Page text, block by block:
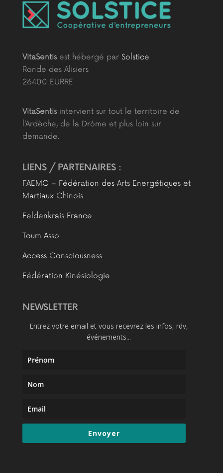
VitaSentisest hébergé par Solstice
Ronde des Alisiers
26400 EURRE
VitaSentisintervient sur tout le territoire de
l’Ardèche, de la Drôme et plus loin sur
demande.
LIENS / PARTENAIRES :
FAEMC – Fédération des Arts Energétiques et
Martiaux Chinois
Feldenkrais France
Toum Asso
Access Consciousness
Fédération Kinésiologie
NEWSLETTER
Entrez votre email et vous recevrez les infos, rdv,
événements...
Envoyer